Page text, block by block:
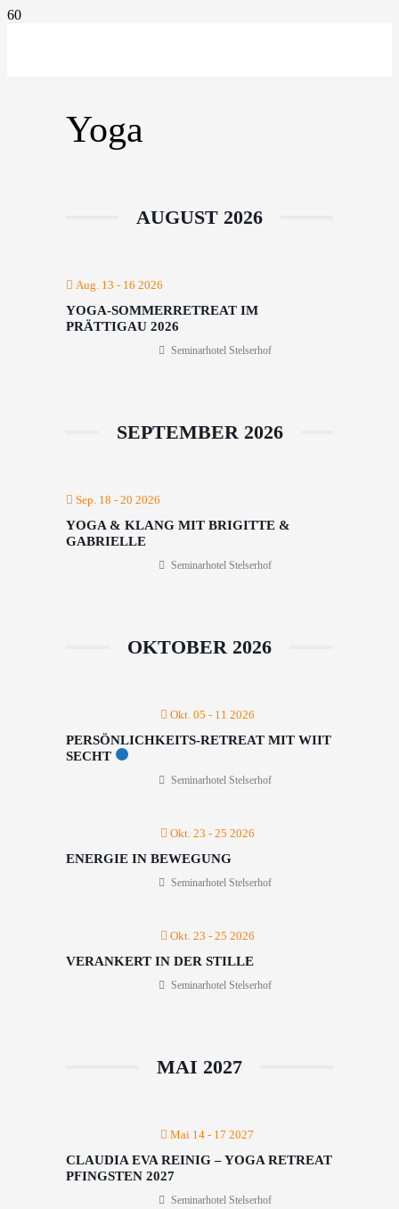
Yoga
AUGUST 2026
Aug. 13 - 16 2026
YOGA-SOMMERRETREAT IM
PRÄTTIGAU 2026
Seminarhotel Stelserhof
SEPTEMBER 2026
Sep. 18 - 20 2026
YOGA & KLANG MIT BRIGITTE &
GABRIELLE
Seminarhotel Stelserhof
OKTOBER 2026
Okt. 05 - 11 2026
PERSÖNLICHKEITS-RETREAT MIT WIIT
SECHT
Seminarhotel Stelserhof
Okt. 23 - 25 2026
ENERGIE IN BEWEGUNG
Seminarhotel Stelserhof
Okt. 23 - 25 2026
VERANKERT IN DER STILLE
Seminarhotel Stelserhof
MAI 2027
Mai 14 - 17 2027
CLAUDIA EVA REINIG – YOGA RETREAT
PFINGSTEN 2027
Seminarhotel Stelserhof